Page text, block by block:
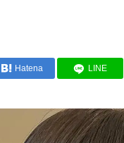
Hatena LINE